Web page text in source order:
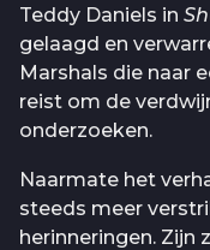
Teddy Daniels in
gelaagd en
Marshals die naar
reist om de
onderzoeken.
Naarmate het
steeds meer
herinneringen. Zijn